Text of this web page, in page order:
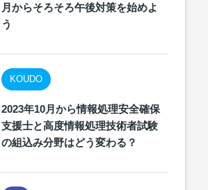
月からそろそろ午後対策を始めよ
う
KOUDO
2023年10月から情報処理安全確保
支援士と高度情報処理技術者試験
の組込み分野はどう変わる？